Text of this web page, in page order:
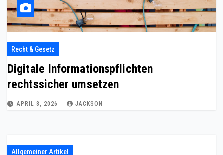
Recht & Gesetz
Digitale Informationspflichten
rechtssicher umsetzen
APRIL 8, 2026 JACKSON
Allgemeiner Artikel